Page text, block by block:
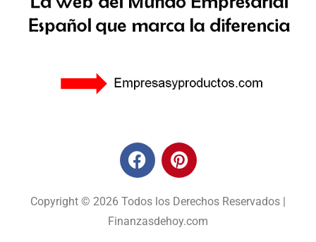
Copyright © 2026 Todos los Derechos Reservados |
Finanzasdehoy.com